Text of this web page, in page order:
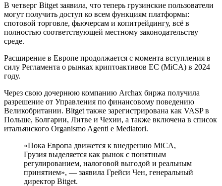
В четверг Bitget заявила, что теперь грузинские пользователи
могут получить доступ ко всем функциям платформы:
спотовой торговле, фьючерсам и копитрейдингу, всё в
полностью соответствующей местному законодательству
среде.
Расширение в Европе продолжается с момента вступления в
силу Регламента о рынках криптоактивов ЕС (MiCA) в 2024
году.
Через свою дочернюю компанию Archax биржа получила
разрешение от Управления по финансовому поведению
Великобритании. Bitget также зарегистрирована как VASP в
Польше, Болгарии, Литве и Чехии, а также включена в список
итальянского Organismo Agenti e Mediatori.
«Пока Европа движется к внедрению MiCA,
Грузия выделяется как рынок с понятным
регулированием, налоговой выгодой и реальным
принятием», — заявила Грейси Чен, генеральный
директор Bitget.